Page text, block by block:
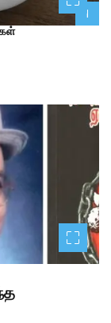
1